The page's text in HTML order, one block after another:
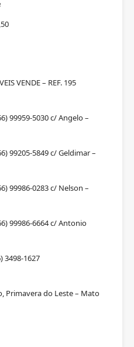
VENDE – REF. 195
99959-5030 c/ Angelo –
99205-5849 c/ Geldimar –
99986-0283 c/ Nelson –
99986-6664 c/ Antonio
3498-1627
Primavera do Leste – Mato